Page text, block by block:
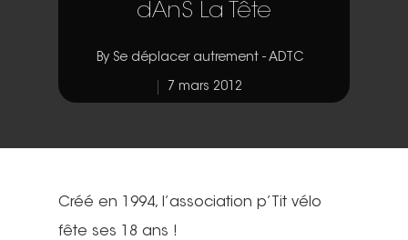
dAnS La Tête
By Se déplacer autrement - ADTC
7 mars 2012
Créé en 1994, l’association p’Tit vélo
fête ses 18 ans !